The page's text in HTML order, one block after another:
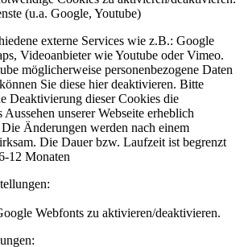
(u.a. Google, Youtube)
externe Services wie z.B.: Google
Videoanbieter wie Youtube oder Vimeo.
möglicherweise personenbezogene Daten
Sie diese hier deaktivieren. Bitte
Deaktivierung dieser Cookies die
unserer Webseite erheblich
Änderungen werden nach einem
Die Dauer bzw. Laufzeit ist begrenzt
12 Monaten
Webfonts zu aktivieren/deaktivieren.